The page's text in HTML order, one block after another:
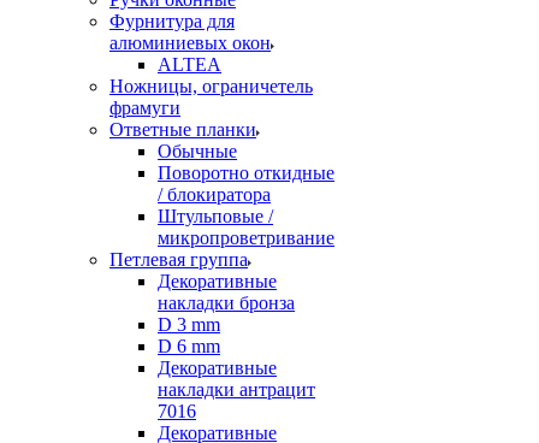
Фурнитура для
алюминиевых окон
ALTEA
Ножницы, ограничетель
фрамуги
Ответные планки
Обычные
Поворотно откидные
/ блокиратора
Штульповые /
микропроветривание
Петлевая группа
Декоративные
накладки бронза
D 3 mm
D 6 mm
Декоративные
накладки антрацит
7016
Декоративные